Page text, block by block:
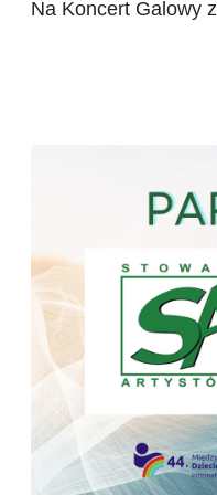
Na Koncert Galowy